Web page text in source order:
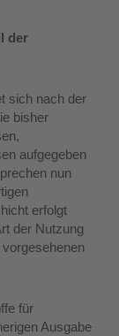
der
sich nach der
bisher
aufgegeben
nun
erfolgt
der Nutzung
für
Ausgabe